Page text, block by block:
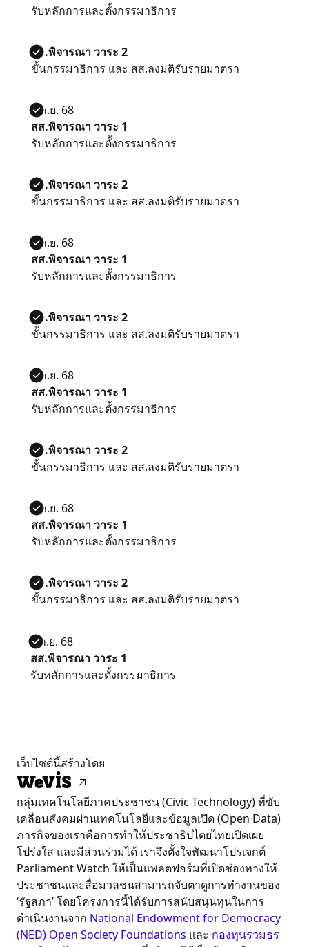
รับหลักการและตั้งกรรมาธิการ
สส.พิจารณา วาระ 2
ขั้นกรรมาธิการ และ สส.ลงมติรับรายมาตรา
5 ก.ย. 68
สส.พิจารณา วาระ 1
รับหลักการและตั้งกรรมาธิการ
สส.พิจารณา วาระ 2
ขั้นกรรมาธิการ และ สส.ลงมติรับรายมาตรา
5 ก.ย. 68
สส.พิจารณา วาระ 1
รับหลักการและตั้งกรรมาธิการ
สส.พิจารณา วาระ 2
ขั้นกรรมาธิการ และ สส.ลงมติรับรายมาตรา
5 ก.ย. 68
สส.พิจารณา วาระ 1
รับหลักการและตั้งกรรมาธิการ
สส.พิจารณา วาระ 2
ขั้นกรรมาธิการ และ สส.ลงมติรับรายมาตรา
5 ก.ย. 68
สส.พิจารณา วาระ 1
รับหลักการและตั้งกรรมาธิการ
สส.พิจารณา วาระ 2
ขั้นกรรมาธิการ และ สส.ลงมติรับรายมาตรา
5 ก.ย. 68
สส.พิจารณา วาระ 1
รับหลักการและตั้งกรรมาธิการ
เว็บไซต์นี้สร้างโดย
กลุ่มเทคโนโลยีภาคประชาชน (Civic Technology) ที่ขับ
เคลื่อนสังคมผ่านเทคโนโลยีและข้อมูลเปิด (Open Data)
ภารกิจของเราคือการทำให้ประชาธิปไตยไทยเปิดเผย
โปร่งใส และมีส่วนร่วมได้ เราจึงตั้งใจพัฒนาโปรเจกต์
Parliament Watch ให้เป็นแพลตฟอร์มที่เปิดช่องทางให้
ประชาชนและสื่อมวลชนสามารถจับตาดูการทำงานของ
‘รัฐสภา’ โดยโครงการนี้ได้รับการสนับสนุนทุนในการ
ดำเนินงานจาก National Endowment for Democracy
(NED) Open Society Foundations และ กองทุนรวมธร